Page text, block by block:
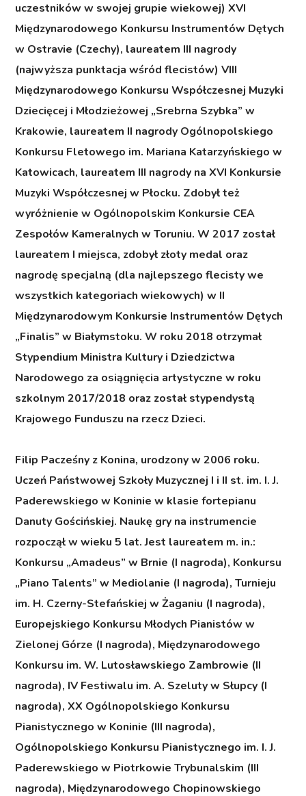
uczestników w swojej grupie wiekowej) XVI
Międzynarodowego Konkursu Instrumentów Dętych
w Ostravie (Czechy), laureatem III nagrody
(najwyższa punktacja wśród flecistów) VIII
Międzynarodowego Konkursu Współczesnej Muzyki
Dziecięcej i Młodzieżowej „Srebrna Szybka” w
Krakowie, laureatem II nagrody Ogólnopolskiego
Konkursu Fletowego im. Mariana Katarzyńskiego w
Katowicach, laureatem III nagrody na XVI Konkursie
Muzyki Współczesnej w Płocku. Zdobył też
wyróżnienie w Ogólnopolskim Konkursie CEA
Zespołów Kameralnych w Toruniu. W 2017 został
laureatem I miejsca, zdobył złoty medal oraz
nagrodę specjalną (dla najlepszego flecisty we
wszystkich kategoriach wiekowych) w II
Międzynarodowym Konkursie Instrumentów Dętych
„Finalis” w Białymstoku. W roku 2018 otrzymał
Stypendium Ministra Kultury i Dziedzictwa
Narodowego za osiągnięcia artystyczne w roku
szkolnym 2017/2018 oraz został stypendystą
Krajowego Funduszu na rzecz Dzieci.
Filip Pacześny z Konina, urodzony w 2006 roku.
Uczeń Państwowej Szkoły Muzycznej I i II st. im. I. J.
Paderewskiego w Koninie w klasie fortepianu
Danuty Gościńskiej. Naukę gry na instrumencie
rozpoczął w wieku 5 lat. Jest laureatem m. in.:
Konkursu „Amadeus” w Brnie (I nagroda), Konkursu
„Piano Talents” w Mediolanie (I nagroda), Turnieju
im. H. Czerny-Stefańskiej w Żaganiu (I nagroda),
Europejskiego Konkursu Młodych Pianistów w
Zielonej Górze (I nagroda), Międzynarodowego
Konkursu im. W. Lutosławskiego Zambrowie (II
nagroda), IV Festiwalu im. A. Szeluty w Słupcy (I
nagroda), XX Ogólnopolskiego Konkursu
Pianistycznego w Koninie (III nagroda),
Ogólnopolskiego Konkursu Pianistycznego im. I. J.
Paderewskiego w Piotrkowie Trybunalskim (III
nagroda), Międzynarodowego Chopinowskiego